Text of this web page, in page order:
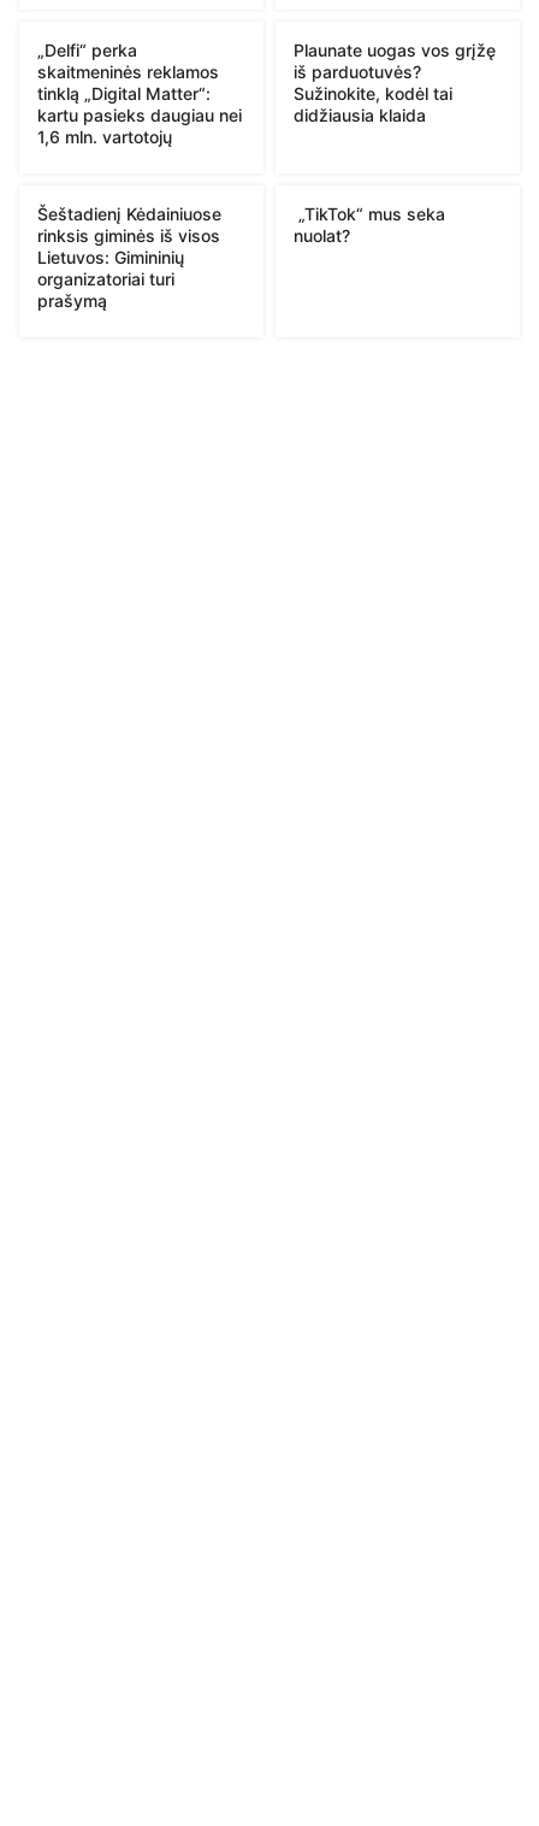
„Delfi“ perka
skaitmeninės reklamos
tinklą „Digital Matter“:
kartu pasieks daugiau nei
1,6 mln. vartotojų
Plaunate uogas vos grįžę
iš parduotuvės?
Sužinokite, kodėl tai
didžiausia klaida
Šeštadienį Kėdainiuose
rinksis giminės iš visos
Lietuvos: Gimininių
organizatoriai turi
prašymą
„TikTok“ mus seka
nuolat?